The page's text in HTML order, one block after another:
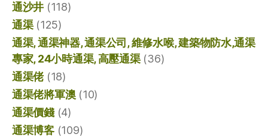
通沙井 (118)
通渠(125)
通渠, 通渠神器, 通渠公司, 維修水喉, 建築物防水,通渠
專家, 24小時通渠, 高壓通渠(36)
通渠佬(18)
通渠佬將軍澳(10)
通渠價錢(4)
通渠博客(109)